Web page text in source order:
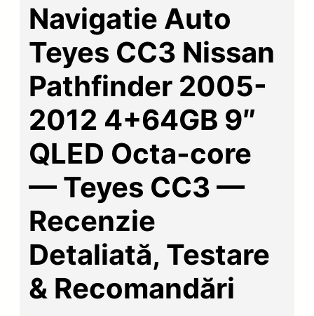
Navigatie Auto
Teyes CC3 Nissan
Pathfinder 2005-
2012 4+64GB 9″
QLED Octa-core
— Teyes CC3 —
Recenzie
Detaliată, Testare
& Recomandări